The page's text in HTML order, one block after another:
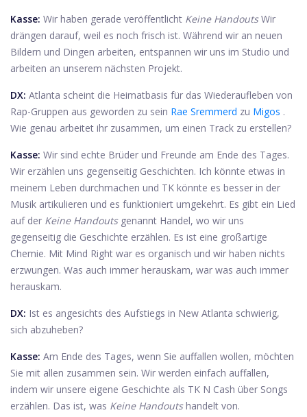
Kasse: Wir haben gerade veröffentlicht Keine HandoutsWir
drängen darauf, weil es noch frisch ist. Während wir an neuen
Bildern und Dingen arbeiten, entspannen wir uns im Studio und
arbeiten an unserem nächsten Projekt.
DX: Atlanta scheint die Heimatbasis für das Wiederaufleben von
Rap-Gruppen aus geworden zu sein Rae Sremmerd zu Migos .
Wie genau arbeitet ihr zusammen, um einen Track zu erstellen?
Kasse: Wir sind echte Brüder und Freunde am Ende des Tages.
Wir erzählen uns gegenseitig Geschichten. Ich könnte etwas in
meinem Leben durchmachen und TK könnte es besser in der
Musik artikulieren und es funktioniert umgekehrt. Es gibt ein Lied
auf der Keine Handoutsgenannt Handel, wo wir uns
gegenseitig die Geschichte erzählen. Es ist eine großartige
Chemie. Mit Mind Right war es organisch und wir haben nichts
erzwungen. Was auch immer herauskam, war was auch immer
herauskam.
DX: Ist es angesichts des Aufstiegs in New Atlanta schwierig,
sich abzuheben?
Kasse: Am Ende des Tages, wenn Sie auffallen wollen, möchten
Sie mit allen zusammen sein. Wir werden einfach auffallen,
indem wir unsere eigene Geschichte als TK N Cash über Songs
erzählen. Das ist, was Keine Handoutshandelt von.